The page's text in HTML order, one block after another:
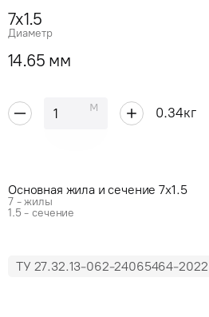
7x1.5
Диаметр
14.65 мм
м 0.34кг
Основная жила и сечение 7x1.5
7 - жилы
1.5 - сечение
ТУ 27.32.13-062-24065464-2022